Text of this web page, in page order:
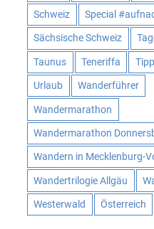
Schweiz Special
Sächsische Schweiz
Taunus Teneriffa
Urlaub Wanderführer
Wandermarathon
Wandermarathon
Wandern in Mecklenburg-
Wandertrilogie Allgäu
Westerwald Österreich